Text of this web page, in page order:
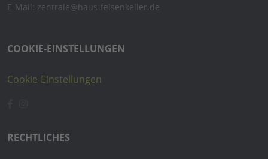
E-Mail: zentrale@haus-felsenkeller.de
COOKIE-EINSTELLUNGEN
Cookie-Einstellungen
RECHTLICHES